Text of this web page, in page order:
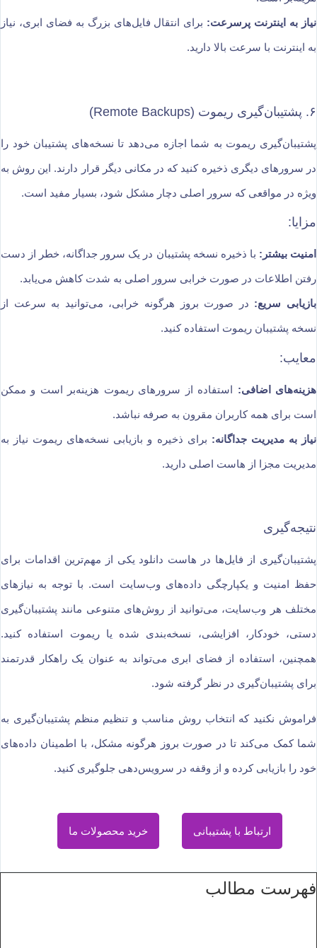
نیاز به اینترنت پرسرعت: برای انتقال فایل‌های بزرگ به فضای ابری، نیاز
به اینترنت با سرعت بالا دارید.
۶. پشتیبان‌گیری ریموت (Remote Backups)
پشتیبان‌گیری ریموت به شما اجازه می‌دهد تا نسخه‌های پشتیبان خود را
در سرورهای دیگری ذخیره کنید که در مکانی دیگر قرار دارند. این روش به
ویژه در مواقعی که سرور اصلی دچار مشکل شود، بسیار مفید است.
مزایا:
امنیت بیشتر: با ذخیره نسخه پشتیبان در یک سرور جداگانه، خطر از دست
رفتن اطلاعات در صورت خرابی سرور اصلی به شدت کاهش می‌یابد.
بازیابی سریع: در صورت بروز هرگونه خرابی، می‌توانید به سرعت از
نسخه پشتیبان ریموت استفاده کنید.
معایب:
هزینه‌های اضافی: استفاده از سرورهای ریموت هزینه‌بر است و ممکن
است برای همه کاربران مقرون به صرفه نباشد.
نیاز به مدیریت جداگانه: برای ذخیره و بازیابی نسخه‌های ریموت نیاز به
مدیریت مجزا از هاست اصلی دارید.
نتیجه‌گیری
پشتیبان‌گیری از فایل‌ها در هاست دانلود یکی از مهم‌ترین اقدامات برای
حفظ امنیت و یکپارچگی داده‌های وب‌سایت است. با توجه به نیازهای
مختلف هر وب‌سایت، می‌توانید از روش‌های متنوعی مانند پشتیبان‌گیری
دستی، خودکار، افزایشی، نسخه‌بندی شده یا ریموت استفاده کنید.
همچنین، استفاده از فضای ابری می‌تواند به عنوان یک راهکار قدرتمند
برای پشتیبان‌گیری در نظر گرفته شود.
فراموش نکنید که انتخاب روش مناسب و تنظیم منظم پشتیبان‌گیری به
شما کمک می‌کند تا در صورت بروز هرگونه مشکل، با اطمینان داده‌های
خود را بازیابی کرده و از وقفه در سرویس‌دهی جلوگیری کنید.
ارتباط با پشتیبانی خرید محصولات ما
فهرست مطالب